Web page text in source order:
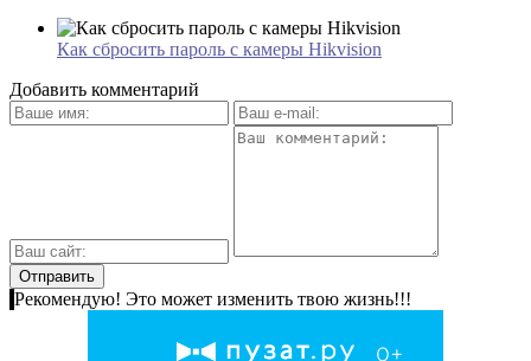
Как сбросить пароль с камеры Hikvision
Добавить комментарий
Рекомендую! Это может изменить твою жизнь!!!